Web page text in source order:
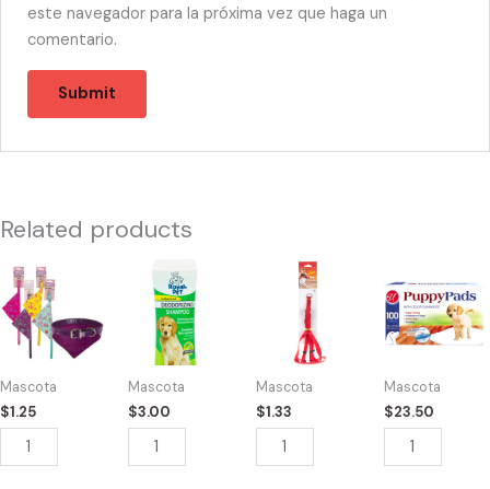
este navegador para la próxima vez que haga un
comentario.
Related products
Mascota
$1.25
13268
-
37281
Dog
Collar
W/Bandana
Medium
Mascota
$3.00
13444
SHAMPOO
MASCOTA
12oz
quantity
Mascota
$1.33
13454
PK1064
Harness
quantity
Mascota
$23.50
-
80091
100CT
Puppy
Pads
22"